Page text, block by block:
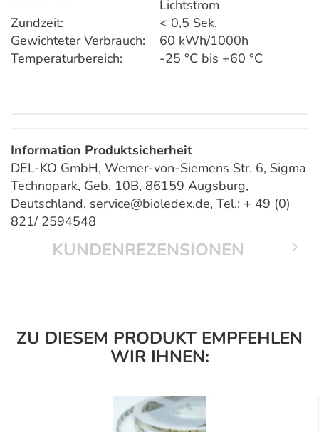
Lichtstrom
Zündzeit:
< 0,5 Sek.
Gewichteter Verbrauch:
60 kWh/1000h
Temperaturbereich:
-25 °C bis +60 °C
Information Produktsicherheit
DEL-KO GmbH, Werner-von-Siemens Str. 6, Sigma
Technopark, Geb. 10B, 86159 Augsburg,
Deutschland, service@bioledex.de, Tel.: + 49 (0)
821/ 2594548
KUNDENREZENSIONEN
ZU DIESEM PRODUKT EMPFEHLEN
WIR IHNEN: